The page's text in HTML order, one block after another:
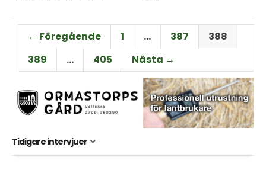
← Föregående 1 … 387
388
389
… 405 Nästa →
Tidigare intervjuer